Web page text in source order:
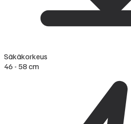
Säkäkorkeus
46 - 58 cm